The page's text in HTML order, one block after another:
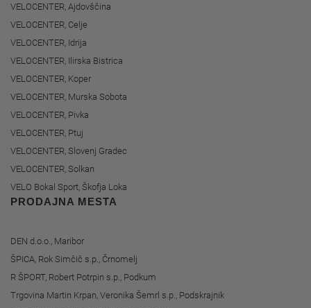
VELOCENTER, Ajdovščina
VELOCENTER, Celje
VELOCENTER, Idrija
VELOCENTER, Ilirska Bistrica
VELOCENTER, Koper
VELOCENTER, Murska Sobota
VELOCENTER, Pivka
VELOCENTER, Ptuj
VELOCENTER, Slovenj Gradec
VELOCENTER, Solkan
VELO Bokal Sport, Škofja Loka
PRODAJNA MESTA
DEN d.o.o., Maribor
ŠPICA, Rok Simčič s.p., Črnomelj
R ŠPORT, Robert Potrpin s.p., Podkum
Trgovina Martin Krpan, Veronika Šemrl s.p., Podskrajnik